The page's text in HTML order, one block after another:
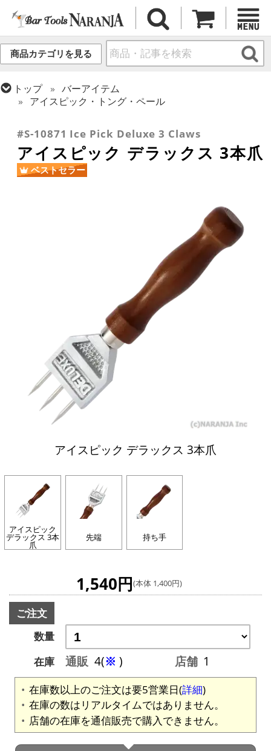
商品カテゴリを見る
トップ
バーアイテム
アイスピック・トング・ペール
#S-10871 Ice Pick Deluxe 3 Claws
アイスピック デラックス 3本爪
ベストセラー
アイスピック デラックス 3本爪
アイスピック
デラックス 3本
爪
先端 持ち手
1,540円(本体 1,400円)
ご注文
数量
在庫
通販 4(※ ) 店舗 1
在庫数以上のご注文は要5営業日(詳細)
在庫の数はリアルタイムではありません。
店舗の在庫を通信販売で購入できません。